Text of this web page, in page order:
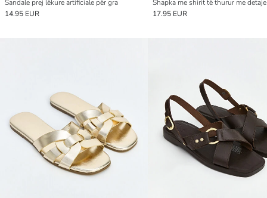
Sandale prej lëkure artificiale për gra
14.95 EUR
Shapka me shirit të thurur me
17.95 EUR